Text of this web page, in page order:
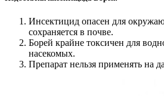
Инсектицид опасен для
сохраняется в почве.
Борей крайне токсичен для
насекомых.
Препарат нельзя применять на